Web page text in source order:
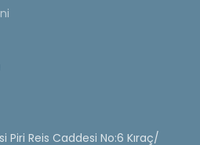
Reis Caddesi No:6 Kıraç/